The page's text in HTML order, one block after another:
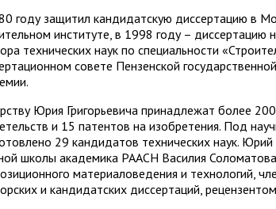
году защитил кандидатскую диссертацию в
институте, в 1998 году – диссертацию
технических наук по специальности
совете Пензенской
Юрия Григорьевича принадлежат более
и 15 патентов на изобретения. Под
29 кандидатов технических наук.
школы академика РААСН Василия
материаловедения и технологий,
и кандидатских диссертаций,